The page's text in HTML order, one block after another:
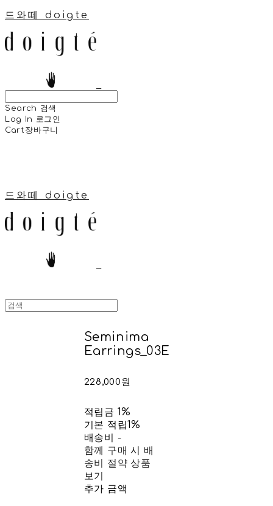
드와떼 doigte
Search 검색
Log In
로그인
Cart 장바구니
드와떼 doigte
Seminima
Earrings_03E
228,000원
적립금 1%
기본 적립1%
배송비 -
함께 구매 시 배
송비 절약 상품
보기
추가 금액